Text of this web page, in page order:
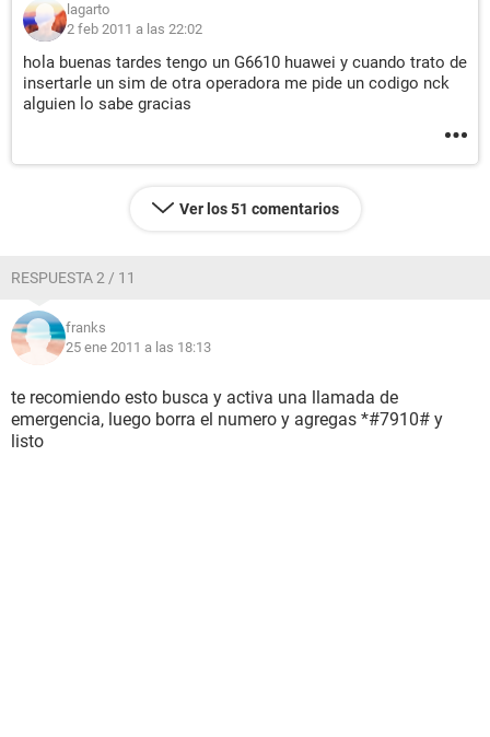
lagarto
2 feb 2011 a las 22:02
hola buenas tardes tengo un G6610 huawei y cuando trato de
insertarle un sim de otra operadora me pide un codigo nck
alguien lo sabe gracias
Ver los 51 comentarios
RESPUESTA 2 / 11
franks
25 ene 2011 a las 18:13
te recomiendo esto busca y activa una llamada de
emergencia, luego borra el numero y agregas *#7910# y
listo